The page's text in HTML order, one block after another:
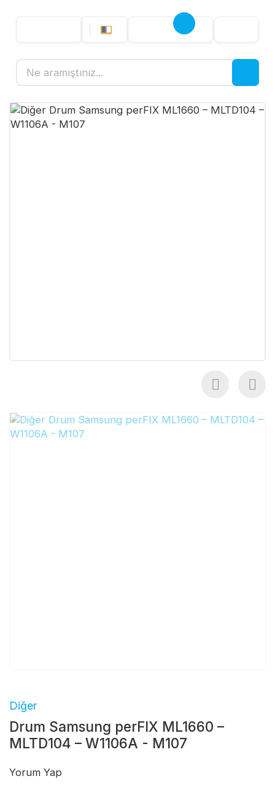
Diğer
Drum Samsung perFIX ML1660 –
MLTD104 – W1106A - M107
Yorum Yap